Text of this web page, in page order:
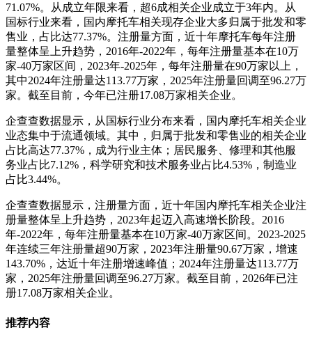
71.07%。从成立年限来看，超6成相关企业成立于3年内。从
国标行业来看，国内摩托车相关现存企业大多归属于批发和零
售业，占比达77.37%。注册量方面，近十年摩托车每年注册
量整体呈上升趋势，2016年-2022年，每年注册量基本在10万
家-40万家区间，2023年-2025年，每年注册量在90万家以上，
其中2024年注册量达113.77万家，2025年注册量回调至96.27万
家。截至目前，今年已注册17.08万家相关企业。
企查查数据显示，从国标行业分布来看，国内摩托车相关企业
业态集中于流通领域。其中，归属于批发和零售业的相关企业
占比高达77.37%，成为行业主体；居民服务、修理和其他服
务业占比7.12%，科学研究和技术服务业占比4.53%，制造业
占比3.44%。
企查查数据显示，注册量方面，近十年国内摩托车相关企业注
册量整体呈上升趋势，2023年起迈入高速增长阶段。2016
年-2022年，每年注册量基本在10万家-40万家区间。2023-2025
年连续三年注册量超90万家，2023年注册量90.67万家，增速
143.70%，达近十年注册增速峰值；2024年注册量达113.77万
家，2025年注册量回调至96.27万家。截至目前，2026年已注
册17.08万家相关企业。
推荐内容